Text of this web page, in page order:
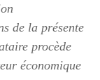
de la présente
procède
économique